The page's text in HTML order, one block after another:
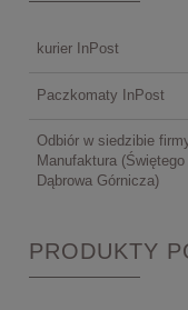
kurier InPost
Paczkomaty InPost
Odbiór w siedzibie
Manufaktura(Świętego
Dąbrowa Górnicza)
PRODUKTY